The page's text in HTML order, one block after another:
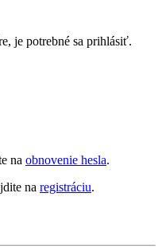
je potrebné sa prihlásiť.
na obnovenie hesla.
na registráciu.